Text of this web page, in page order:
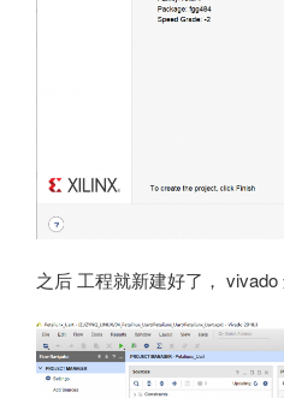
之后 工程就新建好了，